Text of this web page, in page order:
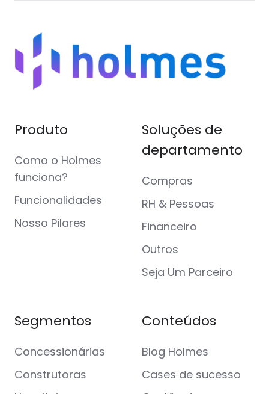
Produto
Como o Holmes
funciona?
Funcionalidades
Nosso Pilares
Soluções de
departamento
Compras
RH & Pessoas
Financeiro
Outros
Seja Um Parceiro
Segmentos
Concessionárias
Construtoras
Conteúdos
Blog Holmes
Cases de sucesso